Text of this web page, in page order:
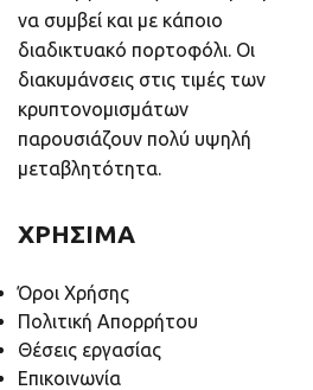
να συμβεί και με κάποιο
διαδικτυακό πορτοφόλι. Οι
διακυμάνσεις στις τιμές των
κρυπτονομισμάτων
παρουσιάζουν πολύ υψηλή
μεταβλητότητα.
ΧΡΗΣΙΜΑ
Όροι Χρήσης
Πολιτική Απορρήτου
Θέσεις εργασίας
Επικοινωνία